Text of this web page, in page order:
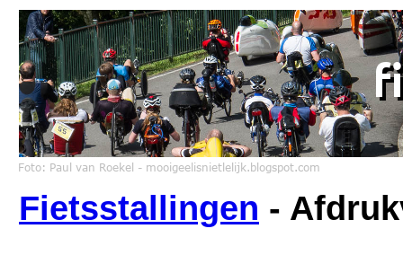
Fietsstallingen -